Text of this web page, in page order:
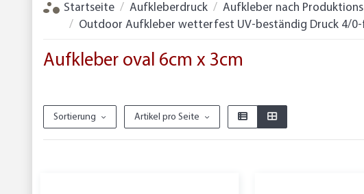
Startseite Aufkleberdruck Aufkleber nach
Outdoor Aufkleber wetterfest UV-beständig Druck 4/
Aufkleber oval 6cm x 3cm
Sortierung Artikel pro Seite